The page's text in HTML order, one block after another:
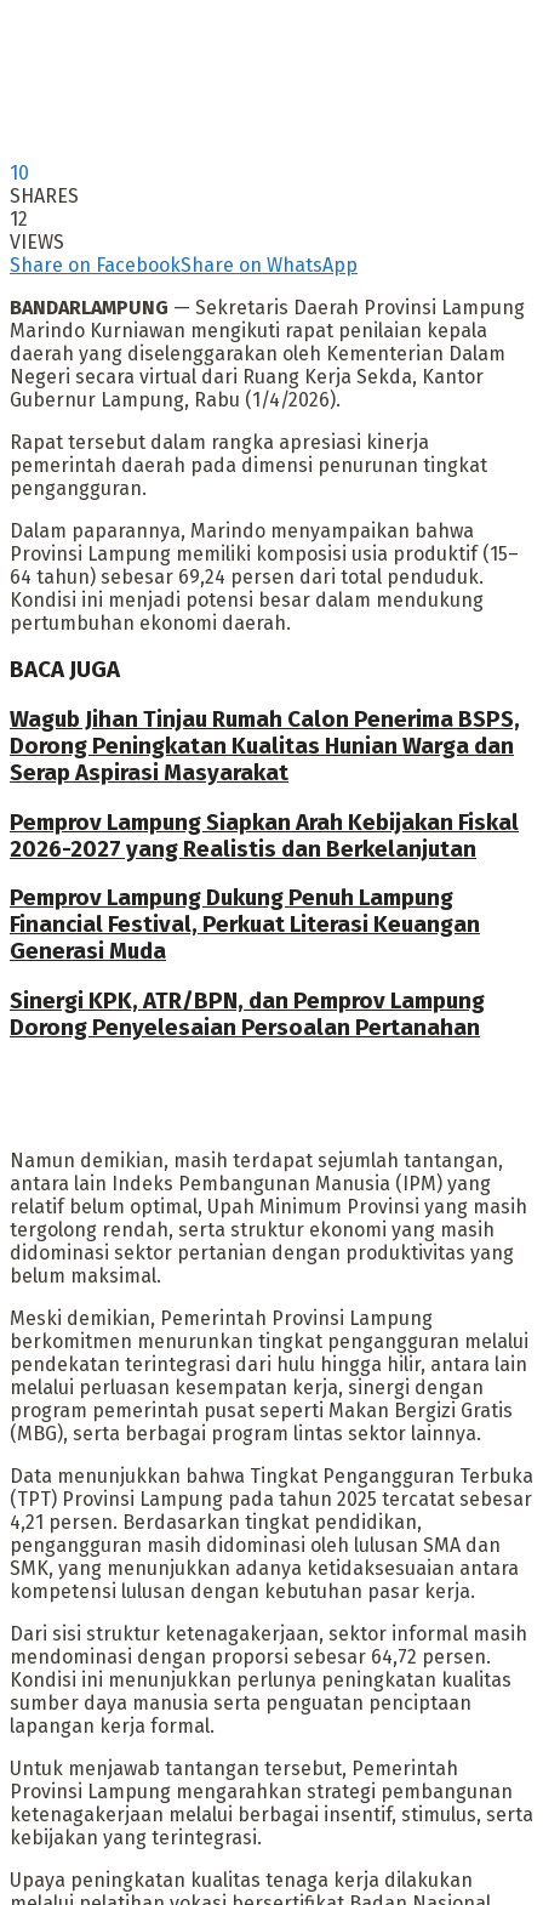
10
SHARES
12
VIEWS
Share on FacebookShare on WhatsApp
BANDARLAMPUNG — Sekretaris Daerah Provinsi Lampung
Marindo Kurniawan mengikuti rapat penilaian kepala
daerah yang diselenggarakan oleh Kementerian Dalam
Negeri secara virtual dari Ruang Kerja Sekda, Kantor
Gubernur Lampung, Rabu (1/4/2026).
Rapat tersebut dalam rangka apresiasi kinerja
pemerintah daerah pada dimensi penurunan tingkat
pengangguran.
Dalam paparannya, Marindo menyampaikan bahwa
Provinsi Lampung memiliki komposisi usia produktif (15–
64 tahun) sebesar 69,24 persen dari total penduduk.
Kondisi ini menjadi potensi besar dalam mendukung
pertumbuhan ekonomi daerah.
BACA JUGA
Wagub Jihan Tinjau Rumah Calon Penerima BSPS,
Dorong Peningkatan Kualitas Hunian Warga dan
Serap Aspirasi Masyarakat
Pemprov Lampung Siapkan Arah Kebijakan Fiskal
2026-2027 yang Realistis dan Berkelanjutan
Pemprov Lampung Dukung Penuh Lampung
Financial Festival, Perkuat Literasi Keuangan
Generasi Muda
Sinergi KPK, ATR/BPN, dan Pemprov Lampung
Dorong Penyelesaian Persoalan Pertanahan
Namun demikian, masih terdapat sejumlah tantangan,
antara lain Indeks Pembangunan Manusia (IPM) yang
relatif belum optimal, Upah Minimum Provinsi yang masih
tergolong rendah, serta struktur ekonomi yang masih
didominasi sektor pertanian dengan produktivitas yang
belum maksimal.
Meski demikian, Pemerintah Provinsi Lampung
berkomitmen menurunkan tingkat pengangguran melalui
pendekatan terintegrasi dari hulu hingga hilir, antara lain
melalui perluasan kesempatan kerja, sinergi dengan
program pemerintah pusat seperti Makan Bergizi Gratis
(MBG), serta berbagai program lintas sektor lainnya.
Data menunjukkan bahwa Tingkat Pengangguran Terbuka
(TPT) Provinsi Lampung pada tahun 2025 tercatat sebesar
4,21 persen. Berdasarkan tingkat pendidikan,
pengangguran masih didominasi oleh lulusan SMA dan
SMK, yang menunjukkan adanya ketidaksesuaian antara
kompetensi lulusan dengan kebutuhan pasar kerja.
Dari sisi struktur ketenagakerjaan, sektor informal masih
mendominasi dengan proporsi sebesar 64,72 persen.
Kondisi ini menunjukkan perlunya peningkatan kualitas
sumber daya manusia serta penguatan penciptaan
lapangan kerja formal.
Untuk menjawab tantangan tersebut, Pemerintah
Provinsi Lampung mengarahkan strategi pembangunan
ketenagakerjaan melalui berbagai insentif, stimulus, serta
kebijakan yang terintegrasi.
Upaya peningkatan kualitas tenaga kerja dilakukan